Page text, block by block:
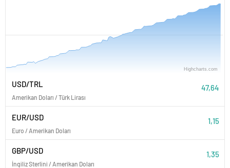
Nisan '26
Highcharts.com
USD/TRL
Amerikan Doları / Türk Lirası
47,64
EUR/USD
Euro / Amerikan Doları
1,15
GBP/USD
İngiliz Sterlini / Amerikan Doları
1,35